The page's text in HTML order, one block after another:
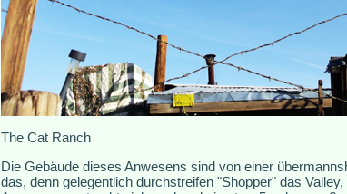
The Cat Ranch
Die Gebäude dieses Anwesens sind von einer
das, denn gelegentlich durchstreifen "Shopper" das